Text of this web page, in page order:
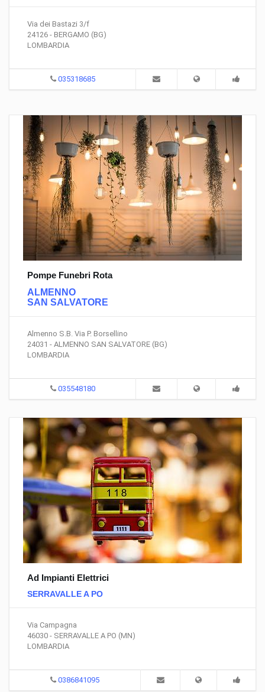
Via dei Bastazi 3/f
24126 - BERGAMO (BG)
LOMBARDIA
035318685
Pompe Funebri Rota
ALMENNO
SAN SALVATORE
Almenno S.B. Via P. Borsellino
24031 - ALMENNO SAN SALVATORE (BG)
LOMBARDIA
035548180
Ad Impianti Elettrici
SERRAVALLE A PO
Via Campagna
46030 - SERRAVALLE A PO (MN)
LOMBARDIA
0386841095